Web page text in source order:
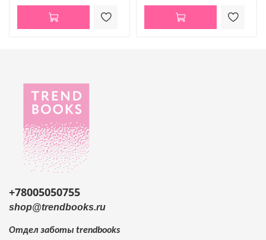
+78005050755
shop@trendbooks.ru
Отдел заботы trendbooks